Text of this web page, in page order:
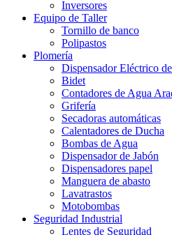
Inversores
Equipo de Taller
Tornillo de banco
Polipastos
Plomería
Dispensador Eléctrico
Bidet
Contadores de Agua
Grifería
Secadoras automáticas
Calentadores de Ducha
Bombas de Agua
Dispensador de Jabón
Dispensadores papel
Manguera de abasto
Lavatrastos
Motobombas
Seguridad Industrial
Lentes de Seguridad